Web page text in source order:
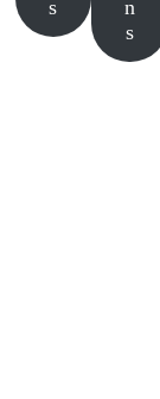
s
n
s